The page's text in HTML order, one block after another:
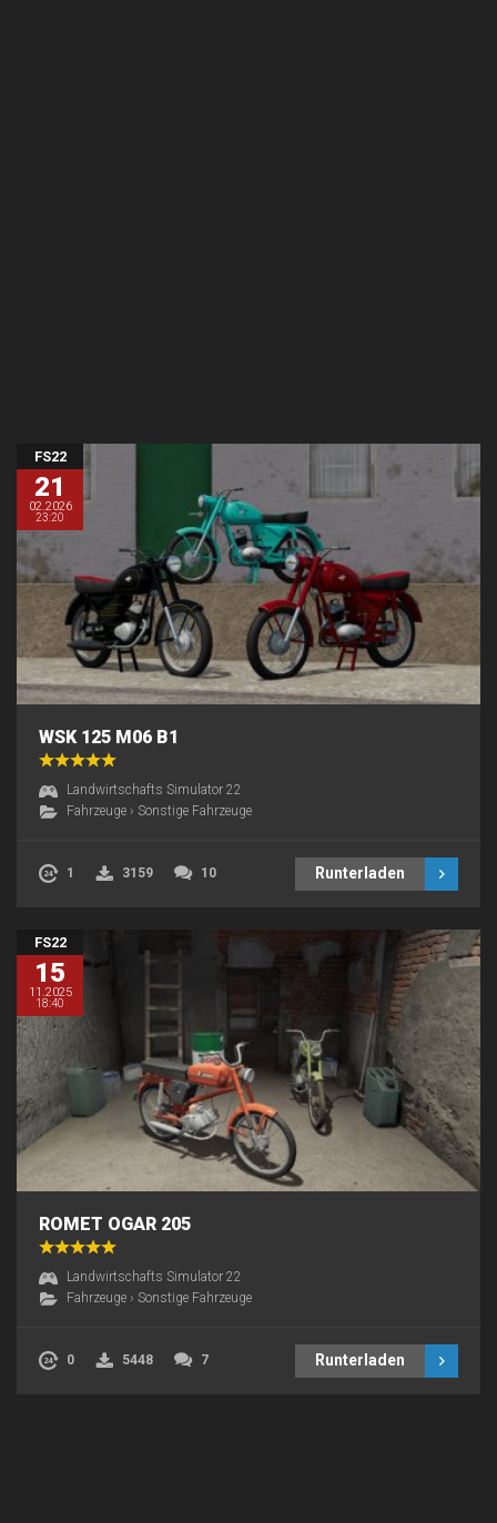
FS22
21
02.2026
23:20
WSK 125 M06 B1
Landwirtschafts Simulator 22
Fahrzeuge › Sonstige Fahrzeuge
1 3159 10 Runterladen
FS22
15
11.2025
18:40
ROMET OGAR 205
Landwirtschafts Simulator 22
Fahrzeuge › Sonstige Fahrzeuge
0 5448 7 Runterladen